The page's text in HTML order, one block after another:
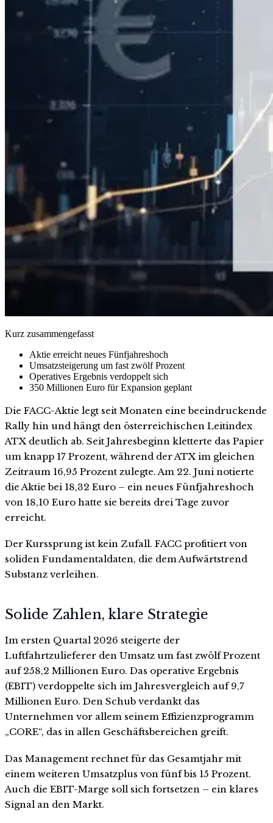
Kurz zusammengefasst
Aktie erreicht neues Fünfjahreshoch
Umsatzsteigerung um fast zwölf Prozent
Operatives Ergebnis verdoppelt sich
350 Millionen Euro für Expansion geplant
Die FACC-Aktie legt seit Monaten eine beeindruckende
Rally hin und hängt den österreichischen Leitindex
ATX deutlich ab. Seit Jahresbeginn kletterte das Papier
um knapp 17 Prozent, während der ATX im gleichen
Zeitraum 16,95 Prozent zulegte. Am 22. Juni notierte
die Aktie bei 18,32 Euro – ein neues Fünfjahreshoch
von 18,10 Euro hatte sie bereits drei Tage zuvor
erreicht.
Der Kurssprung ist kein Zufall. FACC profitiert von
soliden Fundamentaldaten, die dem Aufwärtstrend
Substanz verleihen.
Solide Zahlen, klare Strategie
Im ersten Quartal 2026 steigerte der
Luftfahrtzulieferer den Umsatz um fast zwölf Prozent
auf 258,2 Millionen Euro. Das operative Ergebnis
(EBIT) verdoppelte sich im Jahresvergleich auf 9,7
Millionen Euro. Den Schub verdankt das
Unternehmen vor allem seinem Effizienzprogramm
„CORE“, das in allen Geschäftsbereichen greift.
Das Management rechnet für das Gesamtjahr mit
einem weiteren Umsatzplus von fünf bis 15 Prozent.
Auch die EBIT-Marge soll sich fortsetzen – ein klares
Signal an den Markt.